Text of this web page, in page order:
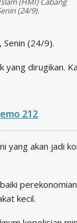
(24/9).
Senin (24/9).
yang dirugikan.
212
yang akan jadi
kecil.